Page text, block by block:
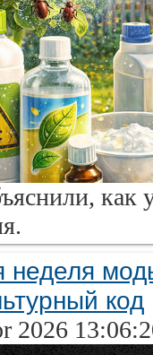
как
неделя
код
2026